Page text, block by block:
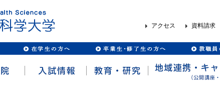
アクセス 資料請求